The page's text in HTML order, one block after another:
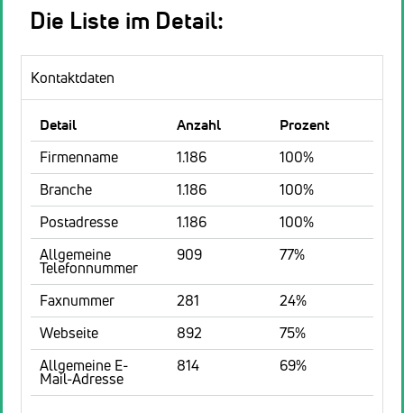
Die Liste im Detail:
Kontaktdaten
Detail Anzahl
Prozent
Firmenname
1.186
100%
Branche
1.186
100%
Postadresse
1.186
100%
Allgemeine
Telefonnummer
909 77%
Faxnummer 281
24%
Webseite
892
75%
Allgemeine E-
Mail-Adresse
814 69%